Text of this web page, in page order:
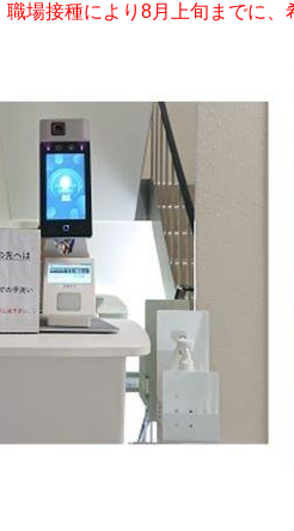
場接種により8月上旬までに